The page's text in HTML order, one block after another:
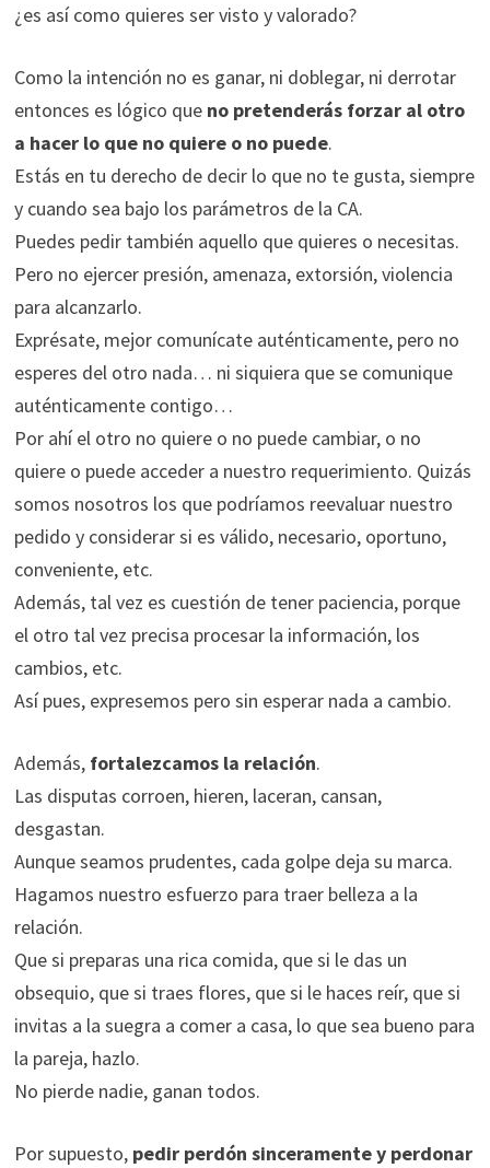
¿es así como quieres ser visto y valorado?
Como la intención no es ganar, ni doblegar, ni derrotar
entonces es lógico que no pretenderás forzar al otro
a hacer lo que no quiere o no puede.
Estás en tu derecho de decir lo que no te gusta, siempre
y cuando sea bajo los parámetros de la CA.
Puedes pedir también aquello que quieres o necesitas.
Pero no ejercer presión, amenaza, extorsión, violencia
para alcanzarlo.
Exprésate, mejor comunícate auténticamente, pero no
esperes del otro nada… ni siquiera que se comunique
auténticamente contigo…
Por ahí el otro no quiere o no puede cambiar, o no
quiere o puede acceder a nuestro requerimiento. Quizás
somos nosotros los que podríamos reevaluar nuestro
pedido y considerar si es válido, necesario, oportuno,
conveniente, etc.
Además, tal vez es cuestión de tener paciencia, porque
el otro tal vez precisa procesar la información, los
cambios, etc.
Así pues, expresemos pero sin esperar nada a cambio.
Además, fortalezcamos la relación.
Las disputas corroen, hieren, laceran, cansan,
desgastan.
Aunque seamos prudentes, cada golpe deja su marca.
Hagamos nuestro esfuerzo para traer belleza a la
relación.
Que si preparas una rica comida, que si le das un
obsequio, que si traes flores, que si le haces reír, que si
invitas a la suegra a comer a casa, lo que sea bueno para
la pareja, hazlo.
No pierde nadie, ganan todos.
Por supuesto, pedir perdón sinceramente y perdonar